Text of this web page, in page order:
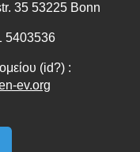
35 53225 Bonn
5403536
(id?) :
ev.org